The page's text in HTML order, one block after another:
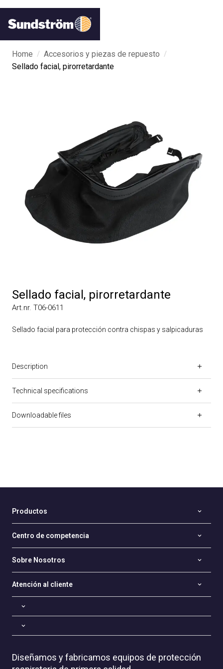
Home / Accesorios y piezas de repuesto /
Sellado facial, pirorretardante
Sellado facial, pirorretardante
Art.nr. T06-0611
Sellado facial para protección contra chispas y salpicaduras
Description
Technical specifications
Downloadable files
Productos
Centro de competencia
Sobre Nosotros
Atención al cliente
Diseñamos y fabricamos equipos de protección